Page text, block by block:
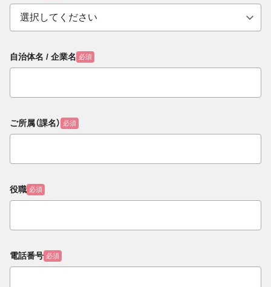
自治体名 / 企業名 必須
ご所属（課名） 必須
役職 必須
電話番号 必須